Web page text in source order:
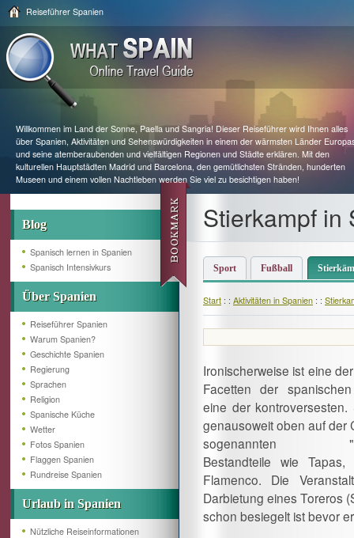
Reiseführer Spanien
Willkommen im Land der Sonne, Paella und Sangria! Dieser Reiseführer wird Ihnen alles
über Spanien, Aktivitäten und Sehenswürdigkeiten in einem der wärmsten Länder
und seine atemberaubenden und vielfältigen Regionen und Städte erklären. Mit den
kulturellen Hauptstädten Madrid und Barcelona, den gemütlichsten Stränden, hunderten
Museen und einem vollen Nachtleben werden Sie viel zu besichtigen haben!
Blog
Spanisch lernen in Spanien
Spanisch Intensivkurs
Über Spanien
Reiseführer Spanien
Warum Spanien?
Geschichte Spanien
Regierung
Sprachen
Religion
Spanische Küche
Wetter
Fotos Spanien
Flaggen Spanien
Rundreise Spanien
Urlaub in Spanien
Nützliche Reiseinformationen
Stierkampf in
Sport Fußball
Start : : Aktivitäten in Spanien : :
Ironischerweise ist eine
Facetten der
eine der kontroversesten.
genausoweit oben auf der
sogenannten
Bestandteile wie
Flamenco. Die
Darbietung eines Toreros
schon besiegelt ist bevor